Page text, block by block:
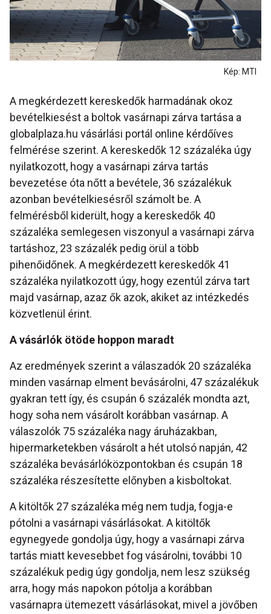
Kép: MTI
A megkérdezett kereskedők harmadának okoz
bevételkiesést a boltok vasárnapi zárva tartása a
globalplaza.hu vásárlási portál online kérdőíves
felmérése szerint. A kereskedők 12 százaléka úgy
nyilatkozott, hogy a vasárnapi zárva tartás
bevezetése óta nőtt a bevétele, 36 százalékuk
azonban bevételkiesésről számolt be. A
felmérésből kiderült, hogy a kereskedők 40
százaléka semlegesen viszonyul a vasárnapi zárva
tartáshoz, 23 százalék pedig örül a több
pihenőidőnek. A megkérdezett kereskedők 41
százaléka nyilatkozott úgy, hogy ezentúl zárva tart
majd vasárnap, azaz ők azok, akiket az intézkedés
közvetlenül érint.
A vásárlók ötöde hoppon maradt
Az eredmények szerint a válaszadók 20 százaléka
minden vasárnap elment bevásárolni, 47 százalékuk
gyakran tett így, és csupán 6 százalék mondta azt,
hogy soha nem vásárolt korábban vasárnap. A
válaszolók 75 százaléka nagy áruházakban,
hipermarketekben vásárolt a hét utolsó napján, 42
százaléka bevásárlóközpontokban és csupán 18
százaléka részesítette előnyben a kisboltokat.
A kitöltők 27 százaléka még nem tudja, fogja-e
pótolni a vasárnapi vásárlásokat. A kitöltők
egynegyede gondolja úgy, hogy a vasárnapi zárva
tartás miatt kevesebbet fog vásárolni, további 10
százalékuk pedig úgy gondolja, nem lesz szükség
arra, hogy más napokon pótolja a korábban
vasárnapra ütemezett vásárlásokat, mivel a jövőben